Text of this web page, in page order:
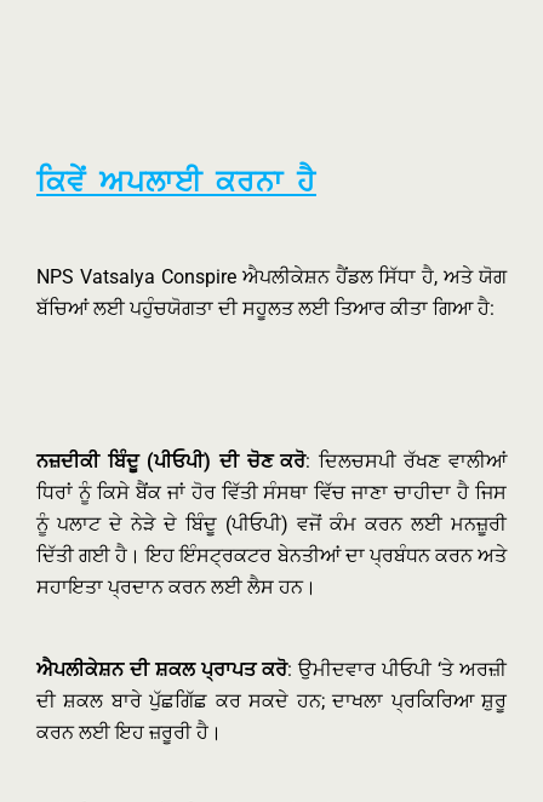
ਕਿਵੇਂ ਅਪਲਾਈ ਕਰਨਾ ਹੈ
NPS Vatsalya Conspire ਐਪਲੀਕੇਸ਼ਨ ਹੈਂਡਲ ਸਿੱਧਾ ਹੈ, ਅਤੇ ਯੋਗ
ਬੱਚਿਆਂ ਲਈ ਪਹੁੰਚਯੋਗਤਾ ਦੀ ਸਹੂਲਤ ਲਈ ਤਿਆਰ ਕੀਤਾ ਗਿਆ ਹੈ:
ਨਜ਼ਦੀਕੀ ਬਿੰਦੂ (ਪੀਓਪੀ) ਦੀ ਚੋਣ ਕਰੋ: ਦਿਲਚਸਪੀ ਰੱਖਣ ਵਾਲੀਆਂ
ਧਿਰਾਂ ਨੂੰ ਕਿਸੇ ਬੈਂਕ ਜਾਂ ਹੋਰ ਵਿੱਤੀ ਸੰਸਥਾ ਵਿੱਚ ਜਾਣਾ ਚਾਹੀਦਾ ਹੈ ਜਿਸ
ਨੂੰ ਪਲਾਟ ਦੇ ਨੇੜੇ ਦੇ ਬਿੰਦੂ (ਪੀਓਪੀ) ਵਜੋਂ ਕੰਮ ਕਰਨ ਲਈ ਮਨਜ਼ੂਰੀ
ਦਿੱਤੀ ਗਈ ਹੈ। ਇਹ ਇੰਸਟ੍ਰਕਟਰ ਬੇਨਤੀਆਂ ਦਾ ਪ੍ਰਬੰਧਨ ਕਰਨ ਅਤੇ
ਸਹਾਇਤਾ ਪ੍ਰਦਾਨ ਕਰਨ ਲਈ ਲੈਸ ਹਨ।
ਐਪਲੀਕੇਸ਼ਨ ਦੀ ਸ਼ਕਲ ਪ੍ਰਾਪਤ ਕਰੋ: ਉਮੀਦਵਾਰ ਪੀਓਪੀ ‘ਤੇ ਅਰਜ਼ੀ
ਦੀ ਸ਼ਕਲ ਬਾਰੇ ਪੁੱਛਗਿੱਛ ਕਰ ਸਕਦੇ ਹਨ; ਦਾਖਲਾ ਪ੍ਰਕਿਰਿਆ ਸ਼ੁਰੂ
ਕਰਨ ਲਈ ਇਹ ਜ਼ਰੂਰੀ ਹੈ।